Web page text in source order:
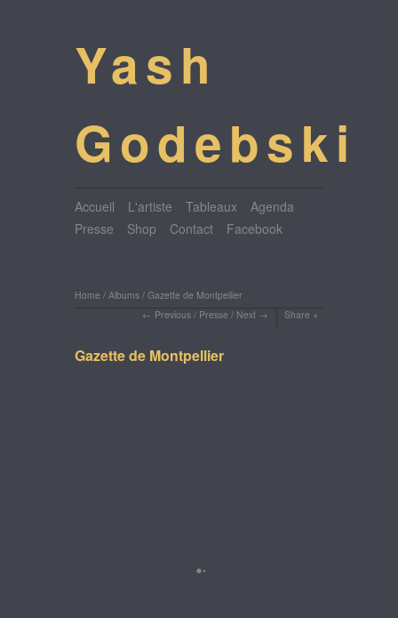
Yash
Godebski
Accueil L'artiste Tableaux
Agenda
Presse
Shop Contact Facebook
Home / Albums / Gazette de Montpellier
Previous / Presse / Next Share
Gazette de Montpellier